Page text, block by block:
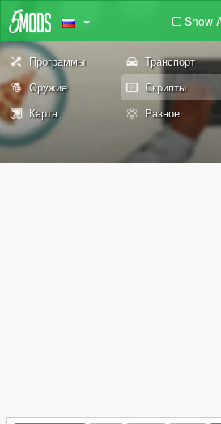
Show
Программы Транспорт
Оружие
Скрипты
Карта
Разное